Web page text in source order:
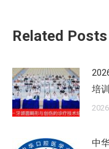
Related Posts
培
中